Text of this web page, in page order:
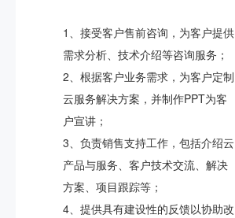
1、接受客户售前咨询，为客户提供
需求分析、技术介绍等咨询服务；
2、根据客户业务需求，为客户定制
云服务解决方案，并制作PPT为客
户宣讲；
3、负责销售支持工作，包括介绍云
产品与服务、客户技术交流、解决
方案、项目跟踪等；
4、提供具有建设性的反馈以协助改